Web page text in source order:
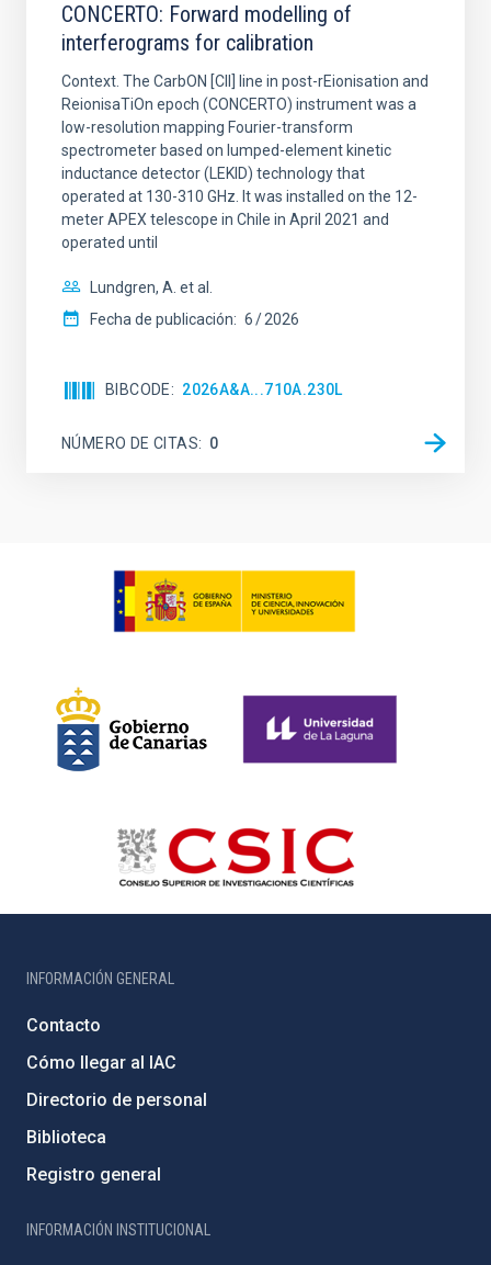
CONCERTO: Forward modelling of
interferograms for calibration
Context. The CarbON [CII] line in post-rEionisation and
ReionisaTiOn epoch (CONCERTO) instrument was a
low-resolution mapping Fourier-transform
spectrometer based on lumped-element kinetic
inductance detector (LEKID) technology that
operated at 130-310 GHz. It was installed on the 12-
meter APEX telescope in Chile in April 2021 and
operated until
Lundgren, A. et al.
Fecha de publicación: 6 2026
BIBCODE 2026A&A...710A.230L
NÚMERO DE CITAS 0
INFORMACIÓN GENERAL
Contacto
Cómo llegar al IAC
Directorio de personal
Biblioteca
Registro general
INFORMACIÓN INSTITUCIONAL